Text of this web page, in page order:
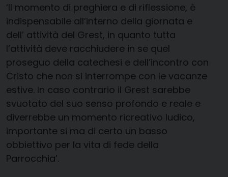
‘Il momento di preghiera e di riflessione, è
indispensabile all’interno della giornata e
dell’ attività del Grest, in quanto tutta
l’attività deve racchiudere in se quel
proseguo della catechesi e dell’incontro con
Cristo che non si interrompe con le vacanze
estive. In caso contrario il Grest sarebbe
svuotato del suo senso profondo e reale e
diverrebbe un momento ricreativo ludico,
importante si ma di certo un basso
obbiettivo per la vita di fede della
Parrocchia’.